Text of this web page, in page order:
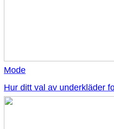
Mode
Hur ditt val av underkläder